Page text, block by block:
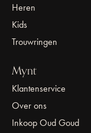
Heren
Kids
Trouwringen
Mynt
Klantenservice
Over ons
Inkoop Oud Goud